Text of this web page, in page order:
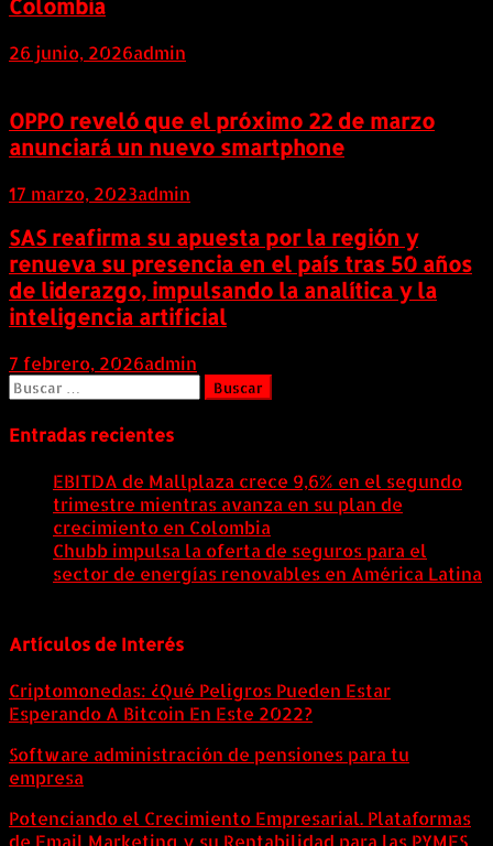
Colombia
26 junio, 2026admin
OPPO reveló que el próximo 22 de marzo
anunciará un nuevo smartphone
17 marzo, 2023admin
SAS reafirma su apuesta por la región y
renueva su presencia en el país tras 50 años
de liderazgo, impulsando la analítica y la
inteligencia artificial
7 febrero, 2026admin
Buscar:
Entradas recientes
EBITDA de Mallplaza crece 9,6% en el segundo
trimestre mientras avanza en su plan de
crecimiento en Colombia
Chubb impulsa la oferta de seguros para el
sector de energías renovables en América Latina
Artículos de Interés
Criptomonedas: ¿Qué Peligros Pueden Estar
Esperando A Bitcoin En Este 2022?
Software administración de pensiones para tu
empresa
Potenciando el Crecimiento Empresarial. Plataformas
de Email Marketing y su Rentabilidad para las PYMES